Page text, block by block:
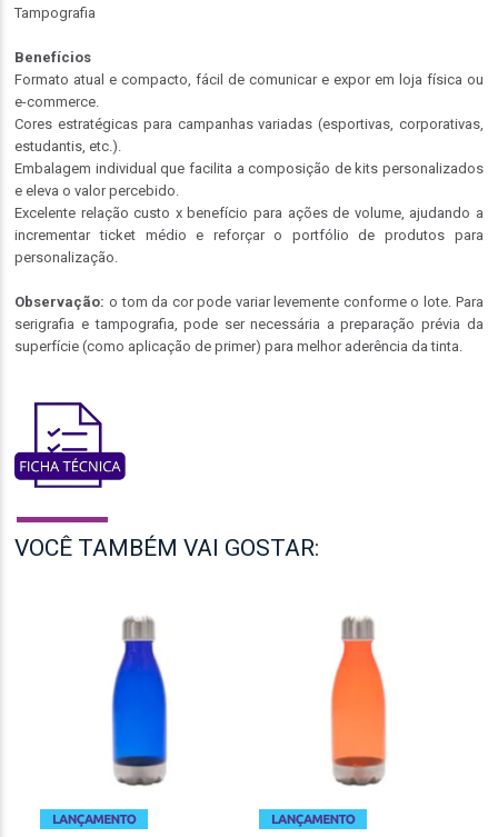
Tampografia
Benefícios
Formato atual e compacto, fácil de comunicar e expor em loja física ou
e-commerce.
Cores estratégicas para campanhas variadas (esportivas, corporativas,
estudantis, etc.).
Embalagem individual que facilita a composição de kits personalizados
e eleva o valor percebido.
Excelente relação custo x benefício para ações de volume, ajudando a
incrementar ticket médio e reforçar o portfólio de produtos para
personalização.
Observação: o tom da cor pode variar levemente conforme o lote. Para
serigrafia e tampografia, pode ser necessária a preparação prévia da
superfície (como aplicação de primer) para melhor aderência da tinta.
VOCÊ TAMBÉM VAI GOSTAR: